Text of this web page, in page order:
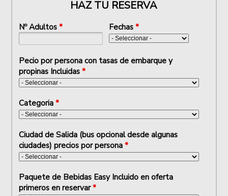
HAZ TU RESERVA
Nº Adultos* Fechas*
Pecio por persona con tasas de embarque y
propinas Incluidas*
Categoria*
Ciudad de Salida (bus opcional desde algunas
ciudades) precios por persona*
Paquete de Bebidas Easy Incluido en oferta
primeros en reservar*